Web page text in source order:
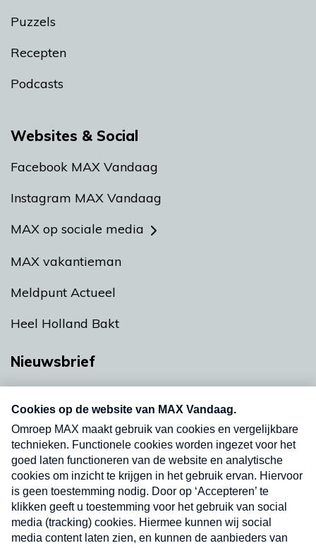
Puzzels
Recepten
Podcasts
Websites & Social
Facebook MAX Vandaag
Instagram MAX Vandaag
MAX op sociale media
MAX vakantieman
Meldpunt Actueel
Heel Holland Bakt
Nieuwsbrief
nieuwsbrief. Elke vrijdag- en dinsdagochtend in
uw mailbox.
Verzend